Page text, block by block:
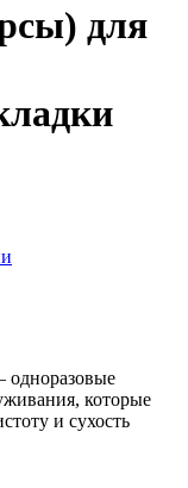
для
одноразовые
которые
и сухость